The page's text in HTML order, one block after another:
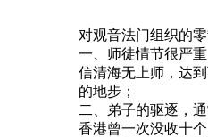
对观音法门组织的
一、师徒情节很严
信清海无上师，达
的地步；
二、弟子的驱逐，
香港曾一次没收十